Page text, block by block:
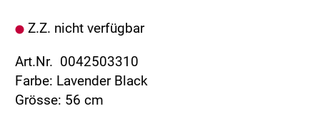
Z.Z. nicht verfügbar
Art.Nr. 0042503310
Farbe: Lavender Black
Grösse: 56 cm